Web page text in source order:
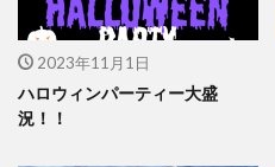
2023年11月1日
ハロウィンパーティー大盛
況！！